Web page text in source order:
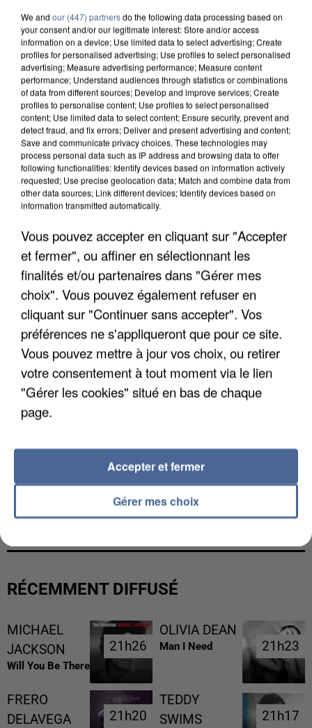
APRÈS TOUTES CES CANICULES, LES REFUGES
DE FAUNE SAUVAGE SONT...
L’UN DES FONDATEURS SUPPOSÉS DE LA DZ
MAFIA INTERPELLÉ EN ALGÉRIE
RÉCEMMENT DIFFUSÉ
MICHAEL
JACKSON
Will You Be There
21h26
21h26
OLIVIA DEAN
Man I Need 21h23
21h23
FRERO
DELAVEGA
21h20
21h20
TEDDY
SWIMS
21h17
21h17
We and our (447) partnersdo the following data processing based on
your consent and/or our legitimate interest: Store and/or access
information on a device; Use limited data to select advertising; Create
profiles for personalised advertising; Use profiles to select personalised
advertising; Measure advertising performance; Measure content
performance; Understand audiences through statistics or combinations
of data from different sources; Develop and improve services; Create
profiles to personalise content; Use profiles to select personalised
content; Use limited data to select content; Ensure security, prevent and
detect fraud, and fix errors; Deliver and present advertising and content;
Save and communicate privacy choices. These technologies may
process personal data such as IP address and browsing data to offer
following functionalities: Identify devices based on information actively
requested; Use precise geolocation data; Match and combine data from
other data sources; Link different devices; Identify devices based on
information transmitted automatically.
Vous pouvez accepter en cliquant sur "Accepter
et fermer", ou affiner en sélectionnant les
finalités et/ou partenaires dans "Gérer mes
choix". Vous pouvez également refuser en
cliquant sur "Continuer sans accepter". Vos
préférences ne s'appliqueront que pour ce site.
Vous pouvez mettre à jour vos choix, ou retirer
votre consentement à tout moment via le lien
"Gérer les cookies" situé en bas de chaque
page.
Gérer mes choix
Accepter et fermer